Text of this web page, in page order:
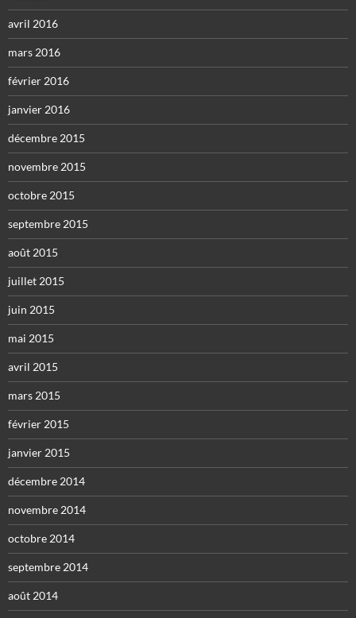
avril 2016
mars 2016
février 2016
janvier 2016
décembre 2015
novembre 2015
octobre 2015
septembre 2015
août 2015
juillet 2015
juin 2015
mai 2015
avril 2015
mars 2015
février 2015
janvier 2015
décembre 2014
novembre 2014
octobre 2014
septembre 2014
août 2014